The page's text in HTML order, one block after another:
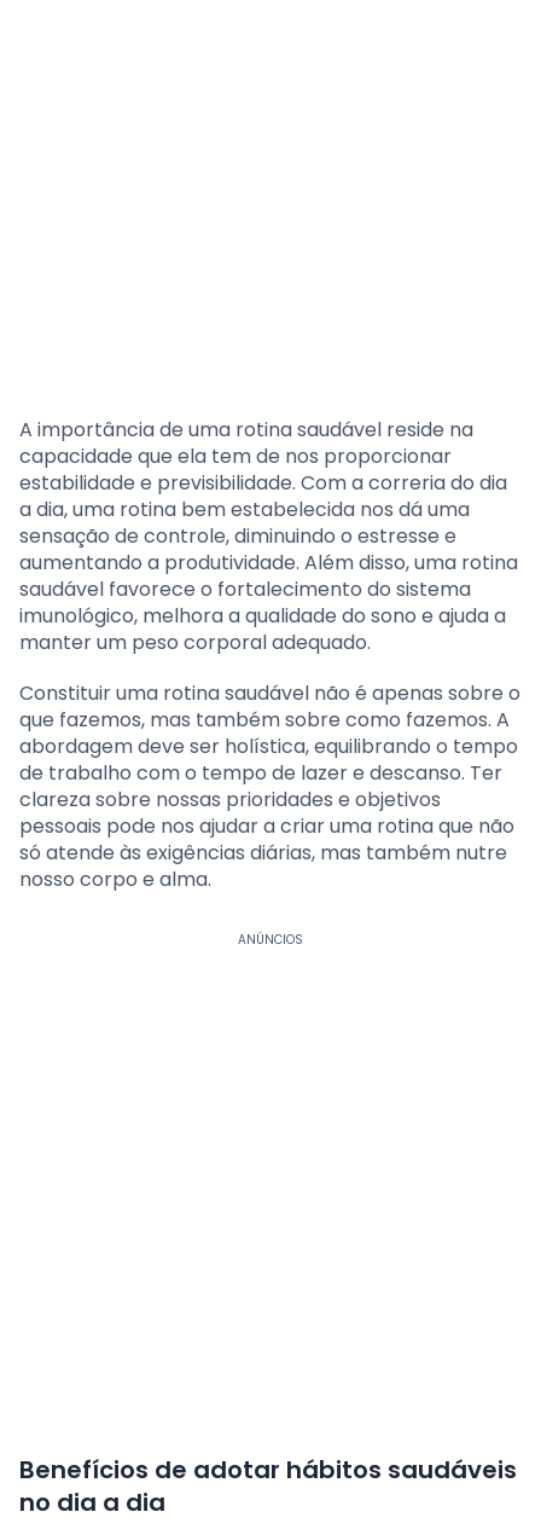
A importância de uma rotina saudável reside na
capacidade que ela tem de nos proporcionar
estabilidade e previsibilidade. Com a correria do dia
a dia, uma rotina bem estabelecida nos dá uma
sensação de controle, diminuindo o estresse e
aumentando a produtividade. Além disso, uma rotina
saudável favorece o fortalecimento do sistema
imunológico, melhora a qualidade do sono e ajuda a
manter um peso corporal adequado.
Constituir uma rotina saudável não é apenas sobre o
que fazemos, mas também sobre como fazemos. A
abordagem deve ser holística, equilibrando o tempo
de trabalho com o tempo de lazer e descanso. Ter
clareza sobre nossas prioridades e objetivos
pessoais pode nos ajudar a criar uma rotina que não
só atende às exigências diárias, mas também nutre
nosso corpo e alma.
ANÚNCIOS
Benefícios de adotar hábitos saudáveis
no dia a dia